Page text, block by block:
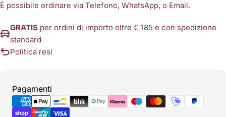
È possibile ordinare via Telefono, WhatsApp, o Email.
GRATIS per ordini di importo oltre € 185 e con spedizione
standard
Politica resi
Pagamenti
Metodi
di
pagamento